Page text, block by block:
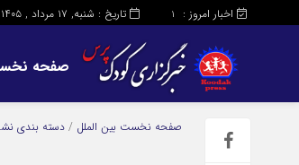
اخبار امروز : 1 تاریخ : شنبه, ۱۷ مرداد , ۱۴۰۵
صفحه
صفحه نخست بین الملل / دسته بندی